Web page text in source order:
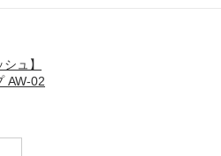
ュ】
AW-02